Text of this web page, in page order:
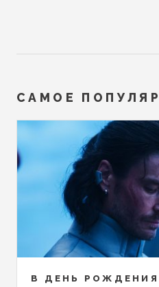
САМОЕ
В ДЕНЬ